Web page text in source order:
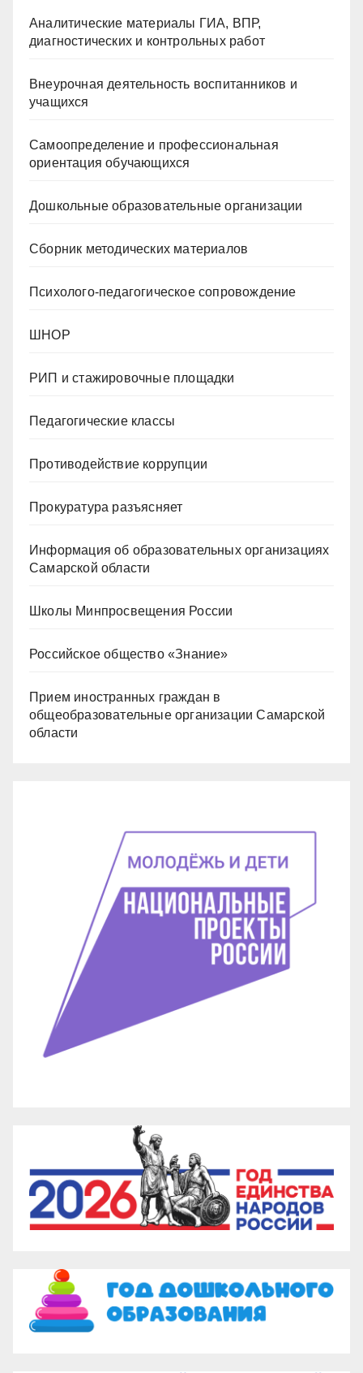
Аналитические материалы ГИА, ВПР,
диагностических и контрольных работ
Внеурочная деятельность воспитанников и
учащихся
Самоопределение и профессиональная
ориентация обучающихся
Дошкольные образовательные организации
Сборник методических материалов
Психолого-педагогическое сопровождение
ШНОР
РИП и стажировочные площадки
Педагогические классы
Противодействие коррупции
Прокуратура разъясняет
Информация об образовательных организациях
Самарской области
Школы Минпросвещения России
Российское общество «Знание»
Прием иностранных граждан в
общеобразовательные организации Самарской
области